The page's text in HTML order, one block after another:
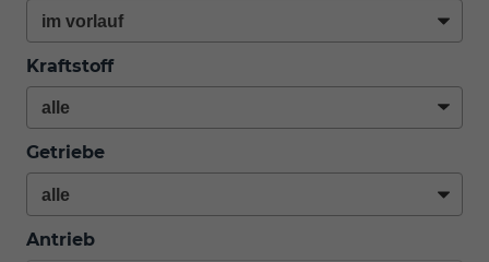
Kraftstoff
Getriebe
Antrieb